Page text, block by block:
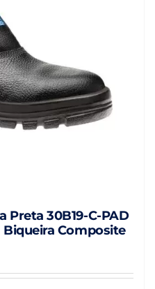
Preta 30B19-C-PAD
Biqueira Composite